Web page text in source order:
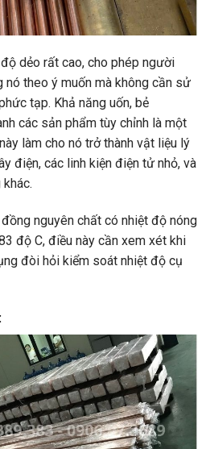
dẻo rất cao, cho phép người
nó theo ý muốn mà không cần sử
tạp. Khả năng uốn, bẻ
các sản phẩm tùy chỉnh là một
làm cho nó trở thành vật liệu lý
điện, các linh kiện điện tử nhỏ, và
nguyên chất có nhiệt độ nóng
độ C, điều này cần xem xét khi
đòi hỏi kiểm soát nhiệt độ cụ